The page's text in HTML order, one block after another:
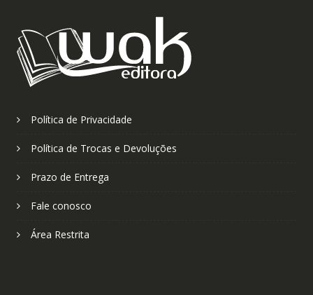
Política de Privacidade
Política de Trocas e Devoluções
Prazo de Entrega
Fale conosco
Área Restrita